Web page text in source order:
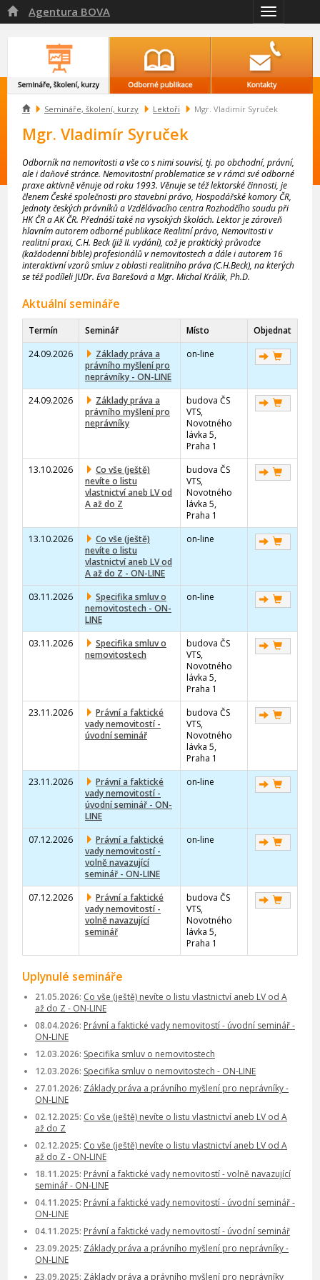
Přepnout
navigaci
 Agentura BOVA
 Semináře, školení, kurzy Lektoři Mgr. Vladimír Syruček
Mgr. Vladimír Syruček
Odborník na nemovitosti a vše co s nimi souvisí, tj. po obchodní, právní,
ale i daňové stránce. Nemovitostní problematice se v rámci své odborné
praxe aktivně věnuje od roku 1993. Věnuje se též lektorské činnosti, je
členem České společnosti pro stavební právo, Hospodářské komory ČR,
Jednoty českých právníků a Vzdělávacího centra Rozhodčího soudu při
HK ČR a AK ČR. Přednáší také na vysokých školách. Lektor je zároveň
hlavním autorem odborné publikace Realitní právo, Nemovitosti v
realitní praxi, C.H. Beck (již II. vydání), což je praktický průvodce
(každodenní bible) profesionálů v nemovitostech a dále i autorem 16
interaktivní vzorů smluv z oblasti realitního práva (C.H.Beck), na kterých
se též podíleli JUDr. Eva Barešová a Mgr. Michal Králík, Ph.D.
Aktuální semináře
Termín Seminář Místo
Objednat
24.09.2026
Základy práva a
právního myšlení pro
neprávníky - ON-LINE
on-line
24.09.2026
Základy práva a
právního myšlení pro
neprávníky
budova ČS
VTS,
Novotného
lávka 5,
Praha 1
13.10.2026
Co vše (ještě)
nevíte o listu
vlastnictví aneb LV od
A až do Z
budova ČS
VTS,
Novotného
lávka 5,
Praha 1
13.10.2026
Co vše (ještě)
nevíte o listu
vlastnictví aneb LV od
A až do Z - ON-LINE
on-line
03.11.2026
Specifika smluv o
nemovitostech - ON-
LINE
on-line
03.11.2026
Specifika smluv o
nemovitostech
budova ČS
VTS,
Novotného
lávka 5,
Praha 1
23.11.2026
Právní a faktické
vady nemovitostí -
úvodní seminář
budova ČS
VTS,
Novotného
lávka 5,
Praha 1
23.11.2026
Právní a faktické
vady nemovitostí -
úvodní seminář - ON-
LINE
on-line
07.12.2026
Právní a faktické
vady nemovitostí -
volně navazující
seminář - ON-LINE
on-line
07.12.2026
Právní a faktické
vady nemovitostí -
volně navazující
seminář
budova ČS
VTS,
Novotného
lávka 5,
Praha 1
Uplynulé semináře
21.05.2026: Co vše (ještě) nevíte o listu vlastnictví aneb LV od A
až do Z - ON-LINE
08.04.2026: Právní a faktické vady nemovitostí - úvodní seminář -
ON-LINE
12.03.2026: Specifika smluv o nemovitostech
12.03.2026: Specifika smluv o nemovitostech - ON-LINE
27.01.2026: Základy práva a právního myšlení pro neprávníky -
ON-LINE
02.12.2025: Co vše (ještě) nevíte o listu vlastnictví aneb LV od A
až do Z
02.12.2025: Co vše (ještě) nevíte o listu vlastnictví aneb LV od A
až do Z - ON-LINE
18.11.2025: Právní a faktické vady nemovitostí - volně navazující
seminář - ON-LINE
04.11.2025: Právní a faktické vady nemovitostí - úvodní seminář -
ON-LINE
04.11.2025: Právní a faktické vady nemovitostí - úvodní seminář
23.09.2025: Základy práva a právního myšlení pro neprávníky -
ON-LINE
23.09.2025: Základy práva a právního myšlení pro neprávníky